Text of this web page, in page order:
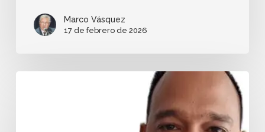
Marco Vásquez
17 de febrero de 2026